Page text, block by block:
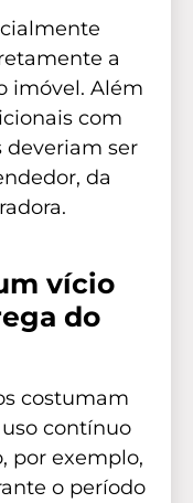
a
imóvel. Além
com
deveriam ser
da
vício
do
costumam
contínuo
por exemplo,
o período